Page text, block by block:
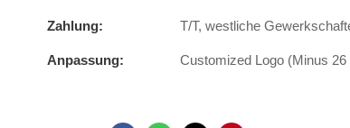
Zahlung: T/T, westliche
Anpassung: Customized Logo (Minus